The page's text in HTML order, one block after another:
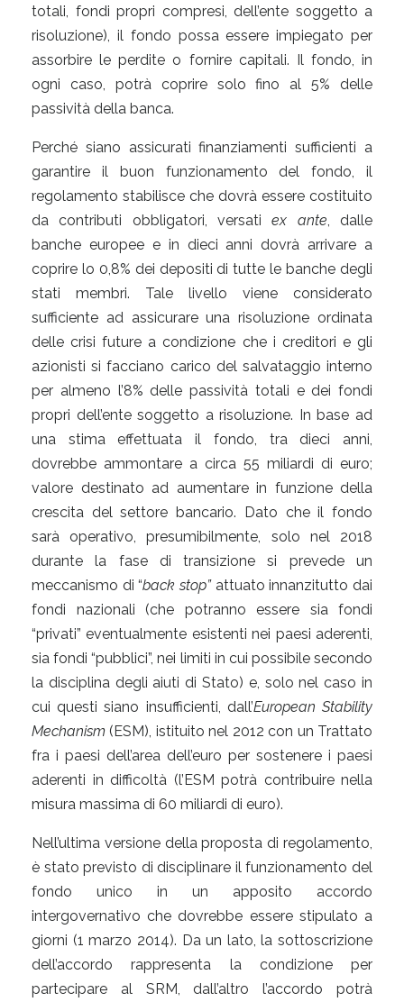
totali, fondi propri compresi, dell’ente soggetto a
risoluzione), il fondo possa essere impiegato per
assorbire le perdite o fornire capitali. Il fondo, in
ogni caso, potrà coprire solo fino al 5% delle
passività della banca.
Perché siano assicurati finanziamenti sufficienti a
garantire il buon funzionamento del fondo, il
regolamento stabilisce che dovrà essere costituito
da contributi obbligatori, versatiex ante , dalle
banche europee e in dieci anni dovrà arrivare a
coprire lo 0,8% dei depositi di tutte le banche degli
stati membri. Tale livello viene considerato
sufficiente ad assicurare una risoluzione ordinata
delle crisi future a condizione che i creditori e gli
azionisti si facciano carico del salvataggio interno
per almeno l’8% delle passività totali e dei fondi
propri dell’ente soggetto a risoluzione. In base ad
una stima effettuata il fondo, tra dieci anni,
dovrebbe ammontare a circa 55 miliardi di euro;
valore destinato ad aumentare in funzione della
crescita del settore bancario. Dato che il fondo
sarà operativo, presumibilmente, solo nel 2018
durante la fase di transizione si prevede un
meccanismo di “back stop”attuato innanzitutto dai
fondi nazionali (che potranno essere sia fondi
“privati” eventualmente esistenti nei paesi aderenti,
sia fondi “pubblici”, nei limiti in cui possibile secondo
la disciplina degli aiuti di Stato) e, solo nel caso in
cui questi siano insufficienti, dall’European Stability
Mechanism (ESM), istituito nel 2012 con un Trattato
fra i paesi dell’area dell’euro per sostenere i paesi
aderenti in difficoltà (l’ESM potrà contribuire nella
misura massima di 60 miliardi di euro).
Nell’ultima versione della proposta di regolamento,
è stato previsto di disciplinare il funzionamento del
fondo unico in un apposito accordo
intergovernativo che dovrebbe essere stipulato a
giorni (1 marzo 2014). Da un lato, la sottoscrizione
dell’accordo rappresenta la condizione per
partecipare al SRM, dall’altro l’accordo potrà